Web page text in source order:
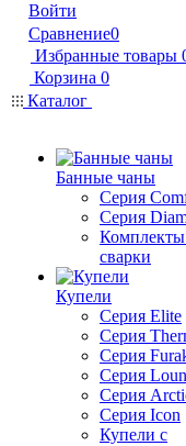
Войти
Сравнение0
Избранные товары
Корзина 0
Каталог
Банные чаны
Серия
Серия
Комплекты
сварки
Купели
Серия Elite
Серия
Серия
Серия
Серия
Серия Icon
Купели с